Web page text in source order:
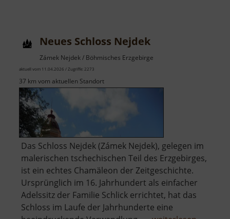
Neues Schloss Nejdek
Zámek Nejdek / Böhmisches Erzgebirge
aktuell vom 11.04.2026 / Zugriffe: 2273
37 km vom aktuellen Standort
Das Schloss Nejdek (Zámek Nejdek), gelegen im
malerischen tschechischen Teil des Erzgebirges,
ist ein echtes Chamäleon der Zeitgeschichte.
Ursprünglich im 16. Jahrhundert als einfacher
Adelssitz der Familie Schlick errichtet, hat das
Schloss im Laufe der Jahrhunderte eine